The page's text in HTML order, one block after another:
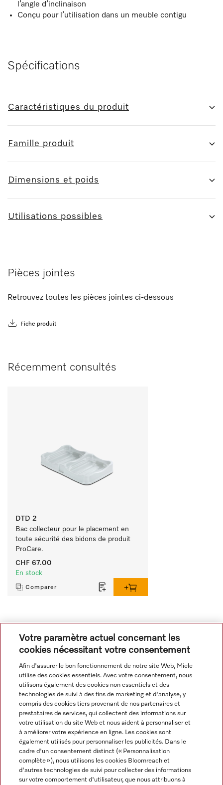
l’angle d’inclinaison
Conçu pour l’utilisation dans un meuble contigu
Spécifications
Caractéristiques du produit
Famille produit
Dimensions et poids
Utilisations possibles
Pièces jointes
Retrouvez toutes les pièces jointes ci-dessous
Fiche produit
Récemment consultés
DTD 2
Bac collecteur pour le placement en
toute sécurité des bidons de produit
ProCare.
CHF 67.00
En stock
Comparer
Navigation
Service
Votre paramètre actuel concernant les
cookies nécessitant votre consentement
Afin d'assurer le bon fonctionnement de notre site Web, Miele
utilise des cookies essentiels. Avec votre consentement, nous
utilisons également des cookies non essentiels et des
technologies de suivi à des fins de marketing et d'analyse, y
compris des cookies tiers provenant de nos partenaires et
prestataires de services, qui collectent des informations sur
votre utilisation du site Web et nous aident à personnaliser et
à améliorer votre expérience en ligne. Les cookies sont
également utilisés pour personnaliser les publicités. Dans le
cadre d'un consentement distinct (« Personnalisation
complète »), nous utilisons les cookies Bloomreach et
d'autres technologies de suivi pour collecter des informations
sur votre comportement d'utilisateur, que nous attribuons à